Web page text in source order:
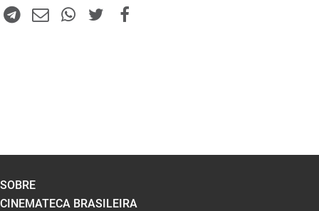
SOBRE
CINEMATECA BRASILEIRA